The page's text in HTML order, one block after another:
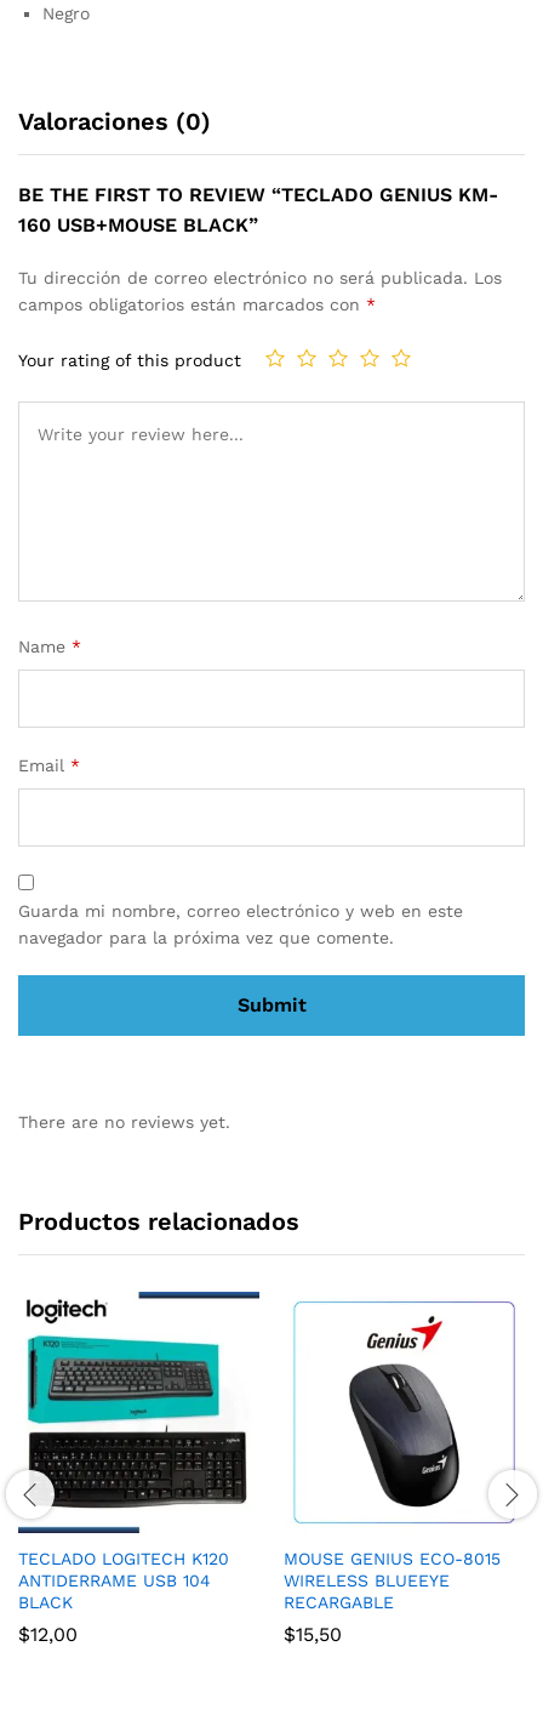
Negro
Valoraciones (0)
BE THE FIRST TO REVIEW “TECLADO GENIUS KM-
160 USB+MOUSE BLACK”
Tu dirección de correo electrónico no será publicada. Los
campos obligatorios están marcados con *
Your rating of this product
Name *
Email *
Guarda mi nombre, correo electrónico y web en este
navegador para la próxima vez que comente.
There are no reviews yet.
Productos relacionados
TECLADO LOGITECH K120
ANTIDERRAME USB 104
BLACK
$12,00
MOUSE GENIUS ECO-8015
WIRELESS BLUEEYE
RECARGABLE
$15,50